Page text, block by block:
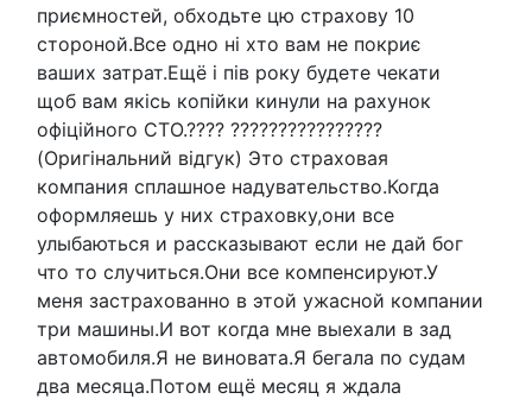
приємностей, обходьте цю страхову 10
стороной.Все одно ні хто вам не покриє
ваших затрат.Ещё і пів року будете чекати
щоб вам якісь копійки кинули на рахунок
офіційного СТО.???? ????????????????
(Оригінальний відгук) Это страховая
компания сплашное надувательство.Когда
оформляешь у них страховку,они все
улыбаються и рассказывают если не дай бог
что то случиться.Они все компенсируют.У
меня застрахованно в этой ужасной компании
три машины.И вот когда мне выехали в зад
автомобиля.Я не виновата.Я бегала по судам
два месяца.Потом ещё месяц я ждала